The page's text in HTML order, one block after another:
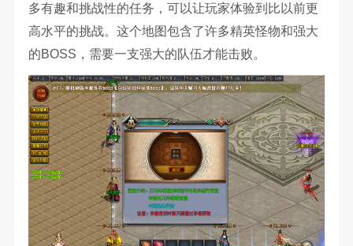
多有趣和挑战性的任务，可以让玩家体验到比以前更
高水平的挑战。这个地图包含了许多精英怪物和强大
的BOSS，需要一支强大的队伍才能击败。